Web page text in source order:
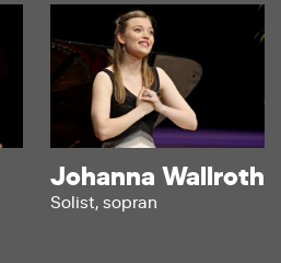
Johanna Wallroth
Solist, sopran